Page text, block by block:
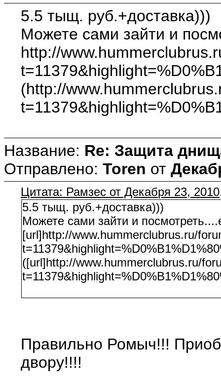
5.5 тыщ. руб.+доставка)))
Можете сами зайти и
http://
(http://
Название: Re: Защита
Отправлено: Toren от
Цитата: Рамзес от Декабря 23,
5.5 тыщ. руб.+доставка)))
Можете сами зайти и
[url]http://www.hummerclubrus.ru/
([url]http://www.hummerclubrus.ru/
Правильно Ромыч!!!
двору!!!!